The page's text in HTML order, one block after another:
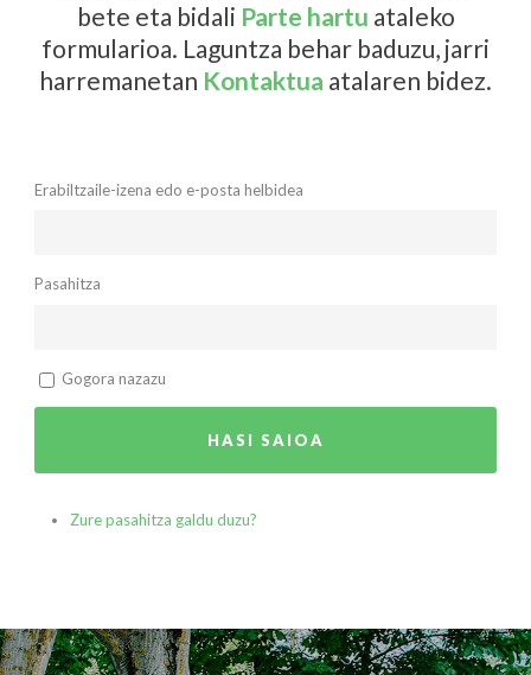
bete eta bidali Parte hartu ataleko
formularioa. Laguntza behar baduzu, jarri
harremanetan Kontaktua atalaren bidez.
Erabiltzaile-izena edo e-posta helbidea
Pasahitza
Gogora nazazu
HASI SAIOA
Zure pasahitza galdu duzu?